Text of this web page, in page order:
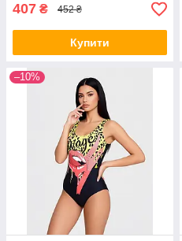
407 ₴ 452 ₴
Купити
–10%